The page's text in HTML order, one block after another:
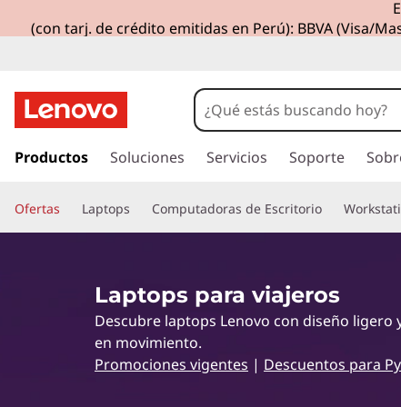
p
o
p
(con tarj. de crédito emitidas en Perú): BBVA (Visa/
r
c
o
Productos Soluciones Servicios Soporte
Ofertas Laptops Computadoras de Escritorio
Laptops para viajeros
Descubre laptops Lenovo con diseño
en movimiento.
Promociones vigentes | Descuentos para